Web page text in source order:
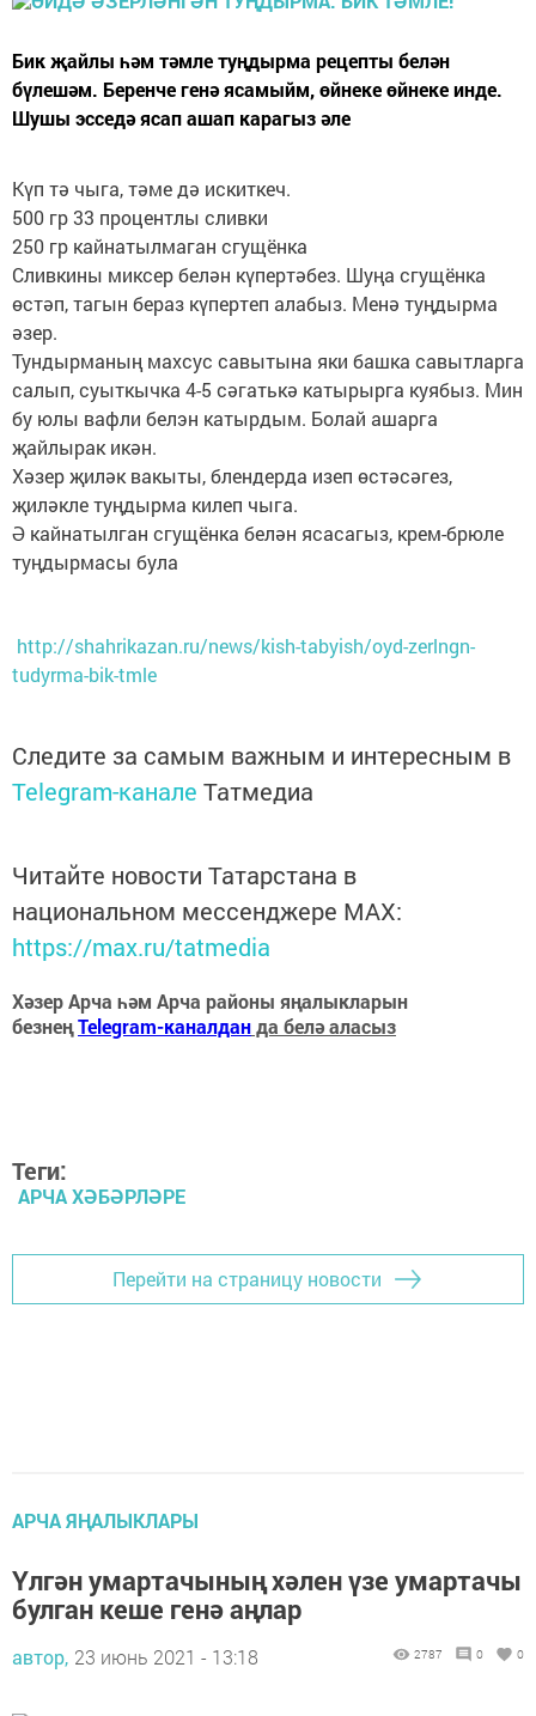
Бик җайлы һәм тәмле туңдырма рецепты белән
бүлешәм. Беренче генә ясамыйм, өйнеке өйнеке инде.
Шушы эсседә ясап ашап карагыз әле
Күп тә чыга, тәме дә искиткеч.
500 гр 33 процентлы сливки
250 гр кайнатылмаган сгущёнка
Сливкины миксер белән күпертәбез. Шуңа сгущёнка
өстәп, тагын бераз күпертеп алабыз. Менә туңдырма
әзер.
Тундырманың махсус савытына яки башка савытларга
салып, суыткычка 4-5 сәгатькә катырырга куябыз. Мин
бу юлы вафли белэн катырдым. Болай ашарга
җайлырак икән.
Хәзер җиләк вакыты, блендерда изеп өстәсәгез,
җиләкле туңдырма килеп чыга.
Ә кайнатылган сгущёнка белән ясасагыз, крем-брюле
туңдырмасы була
http://shahrikazan.ru/news/kish-tabyish/oyd-zerlngn-
tudyrma-bik-tmle
Следите за самым важным и интересным в
Telegram-канале Татмедиа
Читайте новости Татарстана в
национальном мессенджере MАХ:
https://max.ru/tatmedia
Хәзер Арча һәм Арча районы яңалыкларын
безнеңTelegram-каналданда белә аласыз
Теги:
АРЧА ХӘБӘРЛӘРЕ
Перейти на страницу новости
АРЧА ЯҢАЛЫКЛАРЫ
Үлгән умартачының хәлен үзе умартачы
булган кеше генә аңлар
автор, 23 июнь 2021 - 13:18 2787 0 0